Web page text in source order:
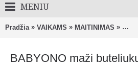
MENIU
Pradžia » VAIKAMS » MAITINIMAS »
BABYONO maži